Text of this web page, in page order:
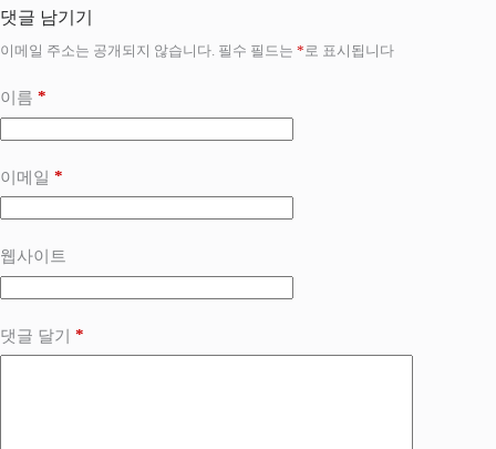
댓글 남기기
이메일 주소는 공개되지 않습니다. 필수 필드는 *로 표시됩니다
이름 *
이메일 *
웹사이트
댓글 달기 *